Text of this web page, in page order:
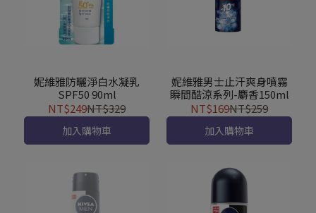
妮維雅防曬淨白水凝乳
SPF50 90ml
NT$249NT$329
加入購物車
妮維雅男士止汗爽身噴霧
瞬間酷涼系列-麝香150ml
NT$169NT$259
加入購物車